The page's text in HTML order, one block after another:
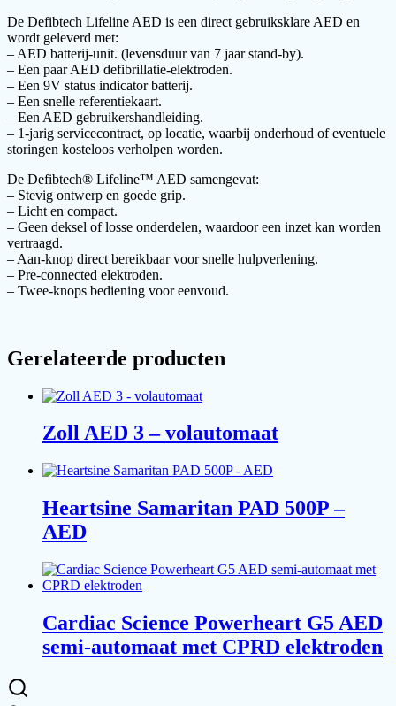
De Defibtech Lifeline AED is een direct gebruiksklare AED en
wordt geleverd met:
– AED batterij-unit. (levensduur van 7 jaar stand-by).
– Een paar AED defibrillatie-elektroden.
– Een 9V status indicator batterij.
– Een snelle referentiekaart.
– Een AED gebruikershandleiding.
– 1-jarig servicecontract, op locatie, waarbij onderhoud of eventuele
storingen kosteloos verholpen worden.
De Defibtech® Lifeline™ AED samengevat:
– Stevig ontwerp en goede grip.
– Licht en compact.
– Geen deksel of losse onderdelen, waardoor een inzet kan worden
vertraagd.
– Aan-knop direct bereikbaar voor snelle hulpverlening.
– Pre-connected elektroden.
– Twee-knops bediening voor eenvoud.
Gerelateerde producten
Zoll AED 3 – volautomaat
Heartsine Samaritan PAD 500P –
AED
Cardiac Science Powerheart G5 AED
semi-automaat met CPRD elektroden